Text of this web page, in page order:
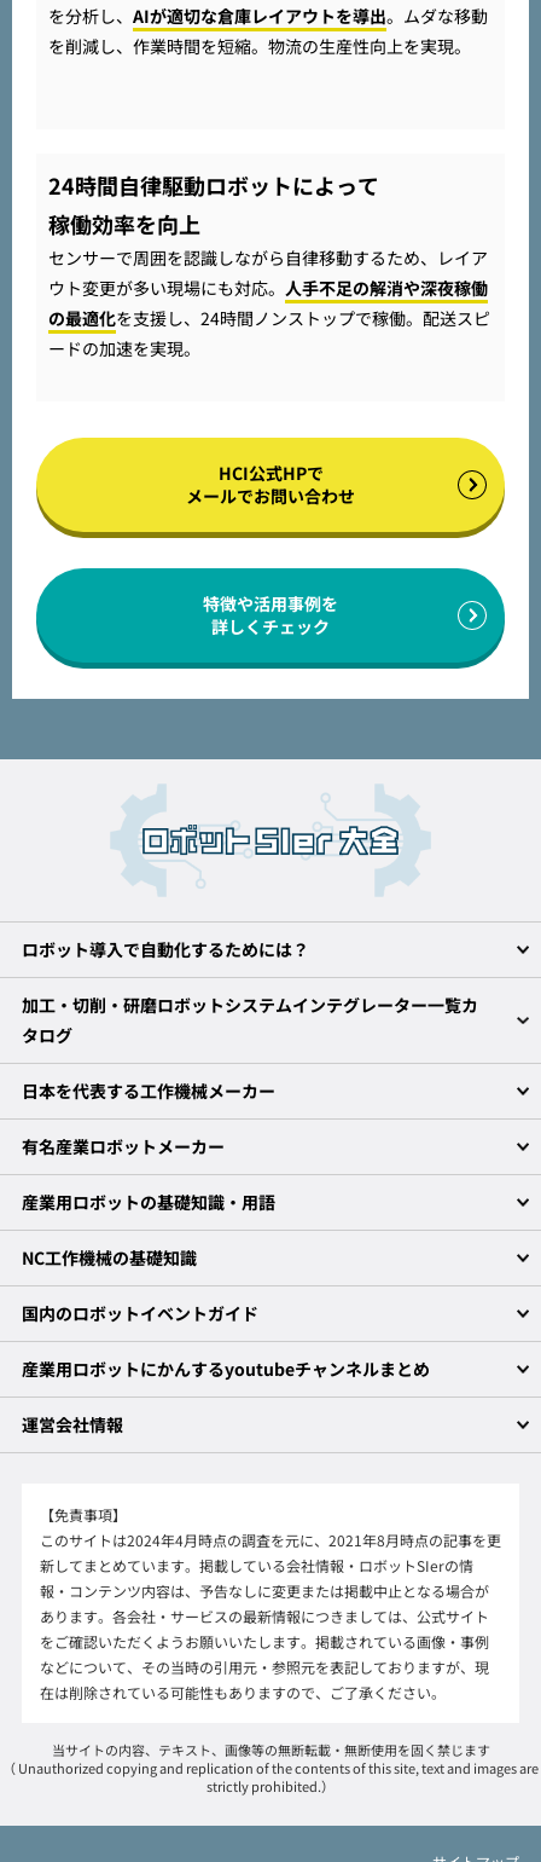
を分析し、 AIが適切な倉庫レイアウトを導出。ムダな移動
を削減し、作業時間を短縮。物流の生産性向上を実現。
24時間自律駆動ロボットによって
稼働効率を向上
センサーで周囲を認識しながら自律移動するため、レイア
ウト変更が多い現場にも対応。 人手不足の解消や深夜稼働
の最適化を支援し、24時間ノンストップで稼働。配送スピ
ードの加速を実現。
HCI公式HPで
メールでお問い合わせ
特徴や活用事例を
詳しくチェック
ロボット導入で自動化するためには？
加工・切削・研磨ロボットシステムインテグレーター一覧カ
タログ
日本を代表する工作機械メーカー
有名産業ロボットメーカー
産業用ロボットの基礎知識・用語
NC工作機械の基礎知識
国内のロボットイベントガイド
産業用ロボットにかんするyoutubeチャンネルまとめ
運営会社情報
【免責事項】
このサイトは2024年4月時点の調査を元に、2021年8月時点の記事を更
新してまとめています。掲載している会社情報・ロボットSIerの情
報・コンテンツ内容は、予告なしに変更または掲載中止となる場合が
あります。各会社・サービスの最新情報につきましては、公式サイト
をご確認いただくようお願いいたします。掲載されている画像・事例
などについて、その当時の引用元・参照元を表記しておりますが、現
在は削除されている可能性もありますので、ご了承ください。
当サイトの内容、テキスト、画像等の無断転載・無断使用を固く禁じます
（ Unauthorized copying and replication of the contents of this site, text and images are
strictly prohibited.）